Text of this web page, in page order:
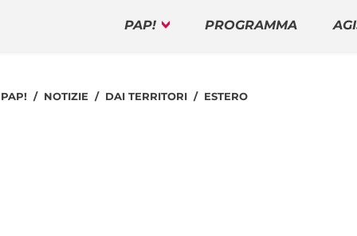
PAP! PROGRAMMA
PAP! NOTIZIE DAI TERRITORI ESTERO